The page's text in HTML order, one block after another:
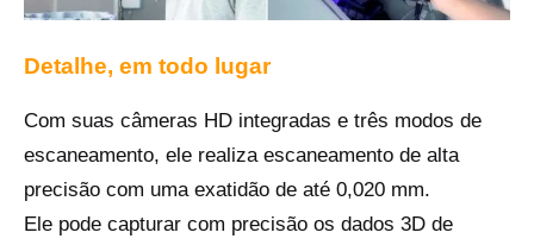
Detalhe, em todo lugar
Com suas câmeras HD integradas e três modos de
escaneamento, ele realiza escaneamento de alta
precisão com uma exatidão de até 0,020 mm.
Ele pode capturar com precisão os dados 3D de